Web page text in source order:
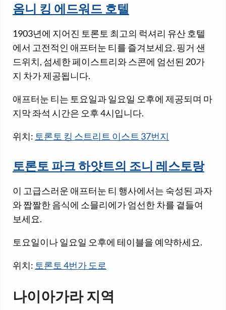
옴니 킹 에드워드 호텔
1903년에 지어진 토론토 최고의 럭셔리 유산 호텔
에서 고전적인 애프터눈 티를 즐겨보세요. 핑거 샌
드위치, 섬세한 페이스트리와 스콘에 엄선된 20가
지 차가 제공됩니다.
애프터눈 티는 토요일과 일요일 오후에 제공되며 마
지막 좌석 시간은 오후 4시입니다.
위치: 토론토 킹 스트리트 이스트 37번지
토론토 파크 하얏트의 조니 레스토랑
이 고급스러운 애프터눈 티 행사에서는 숙성된 과자
와 짭짤한 음식에 소믈리에가 엄선한 차를 곁들여
보세요.
토요일이나 일요일 오후에 테이블을 예약하세요.
위치: 토론토 4번가 도로
나이아가라 지역